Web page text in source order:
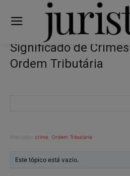
Significado de
Ordem Tributária
Marcado: crime Ordem Tributária
Este tópico está vazio.